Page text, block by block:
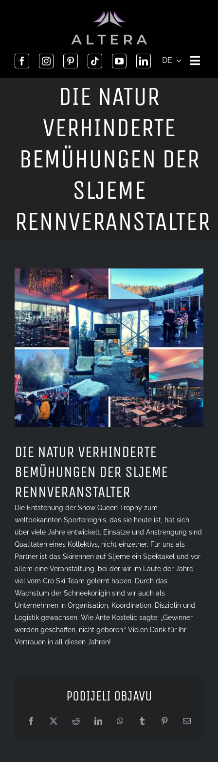
DE
DIE NATUR
VERHINDERTE
BEMÜHUNGEN DER
SLJEME
RENNVERANSTALTER
View
Larger
Image
DIE NATUR VERHINDERTE
BEMÜHUNGEN DER SLJEME
RENNVERANSTALTER
Die Entstehung der Snow Queen Trophy zum
weltbekannten Sportereignis, das sie heute ist, hat sich
über viele Jahre entwickelt. Einsätze und Anstrengung sind
Qualitäten eines Kollektivs, nicht einzelner. Für uns als
Partner ist das Skirennen auf Sljeme ein Spektakel und vor
allem eine Veranstaltung, bei der wir im Laufe der Jahre
viel vom Cro Ski Team gelernt haben. Durch das
Wachstum der Schneekönigin sind wir auch als
Unternehmen in Organisation, Koordination, Disziplin und
Logistik gewachsen. Wie Ante Kostelic sagte: „Gewinner
werden geschaffen, nicht geboren.“ Vielen Dank für Ihr
Vertrauen in all diesen Jahren!
PODIJELI OBJAVU
Facebook Reddit LinkedInWhatsAppTumblr PinterestEmail